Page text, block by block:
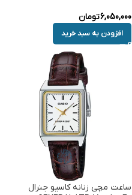
6,050,000تومان
افزودن به سبد خرید
ساعت مچی زنانه کاسیو جنرال